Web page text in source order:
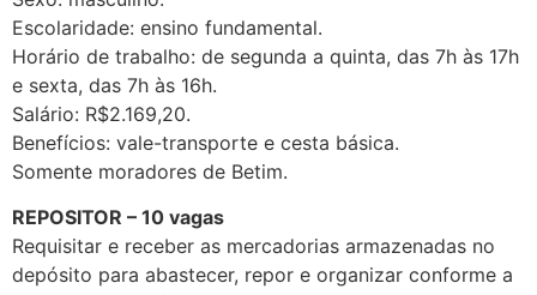
Escolaridade: ensino fundamental.
Horário de trabalho: de segunda a quinta, das 7h às 17h
e sexta, das 7h às 16h.
Salário: R$2.169,20.
Benefícios: vale-transporte e cesta básica.
Somente moradores de Betim.
REPOSITOR – 10 vagas
Requisitar e receber as mercadorias armazenadas no
depósito para abastecer, repor e organizar conforme a